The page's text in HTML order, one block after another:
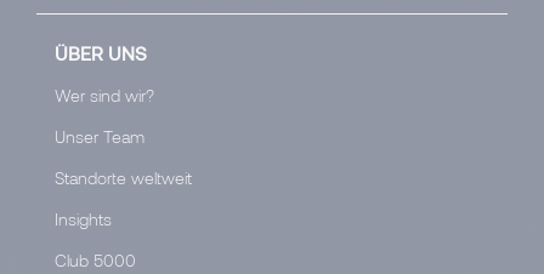
ÜBER UNS
Wer sind wir?
Unser Team
Standorte weltweit
Insights
Club 5000